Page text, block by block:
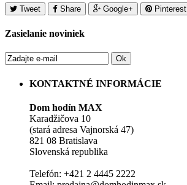
Tweet Share Google+ Pinterest
Zasielanie noviniek
Ok
KONTAKTNÉ INFORMÁCIE
Dom hodín MAX
Karadžičova 10
(stará adresa Vajnorská 47)
821 08 Bratislava
Slovenská republika
Telefón: +421 2 4445 2222